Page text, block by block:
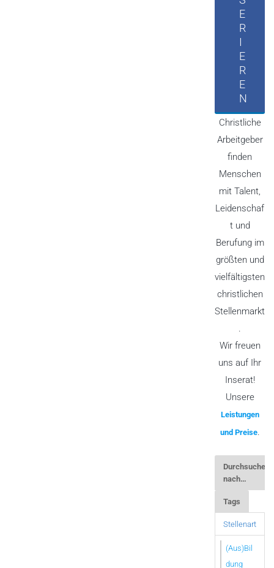
E
R
I
E
R
E
N
Christliche
Arbeitgeber
finden
Menschen
mit Talent,
Leidenschaf
t und
Berufung im
größten und
vielfältigsten
christlichen
Stellenmarkt
.
Wir freuen
uns auf Ihr
Inserat!
Unsere
Leistungen
und Preise.
Durchsuchen
nach…
Tags
Stellenart
(Aus)Bil
dung